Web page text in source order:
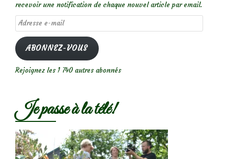
recevoir une notification de chaque nouvel article par email.
Adresse
e-
mail
ABONNEZ-VOUS
Rejoignez les 1 740 autres abonnés
Je passe à la télé!